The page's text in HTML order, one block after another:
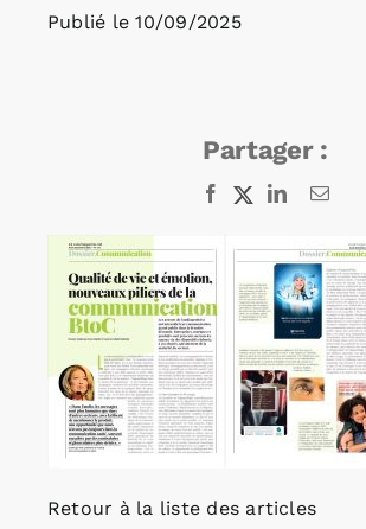
Publié le 10/09/2025
Partager :
Facebook
X LinkedInEmail
Retour à la liste des articles